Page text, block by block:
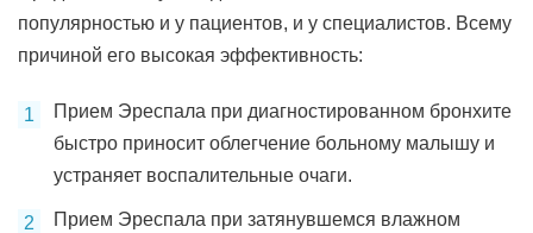
популярностью и у пациентов, и у специалистов. Всему
причиной его высокая эффективность:
Прием Эреспала при диагностированном бронхите
быстро приносит облегчение больному малышу и
устраняет воспалительные очаги.
Прием Эреспала при затянувшемся влажном